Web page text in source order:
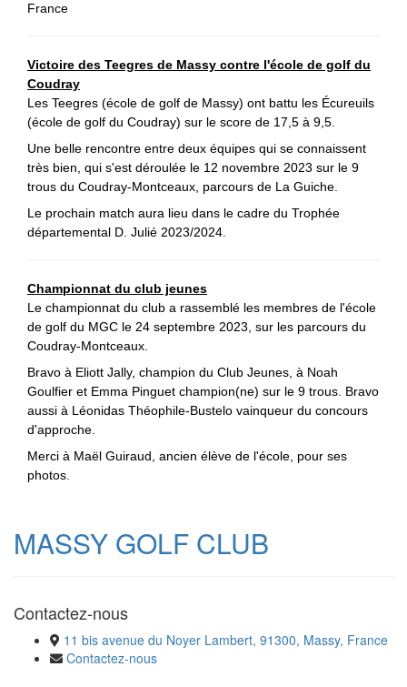
France
Victoire des Teegres de Massy contre l'école de golf du
Coudray
Les Teegres (école de golf de Massy) ont battu les Écureuils
(école de golf du Coudray) sur le score de 17,5 à 9,5.
Une belle rencontre entre deux équipes qui se connaissent
très bien, qui s'est déroulée le 12 novembre 2023 sur le 9
trous du Coudray-Montceaux, parcours de La Guiche.
Le prochain match aura lieu dans le cadre du Trophée
départemental D. Julié 2023/2024.
Championnat du club jeunes
Le championnat du club a rassemblé les membres de l'école
de golf du MGC le 24 septembre 2023, sur les parcours du
Coudray-Montceaux.
Bravo à Eliott Jally, champion du Club Jeunes, à Noah
Goulfier et Emma Pinguet champion(ne) sur le 9 trous. Bravo
aussi à Léonidas Théophile-Bustelo vainqueur du concours
d'approche.
Merci à Maël Guiraud, ancien élève de l'école, pour ses
photos.
MASSY GOLF CLUB
Contactez-nous
11 bis avenue du Noyer Lambert, 91300, Massy, France
Contactez-nous